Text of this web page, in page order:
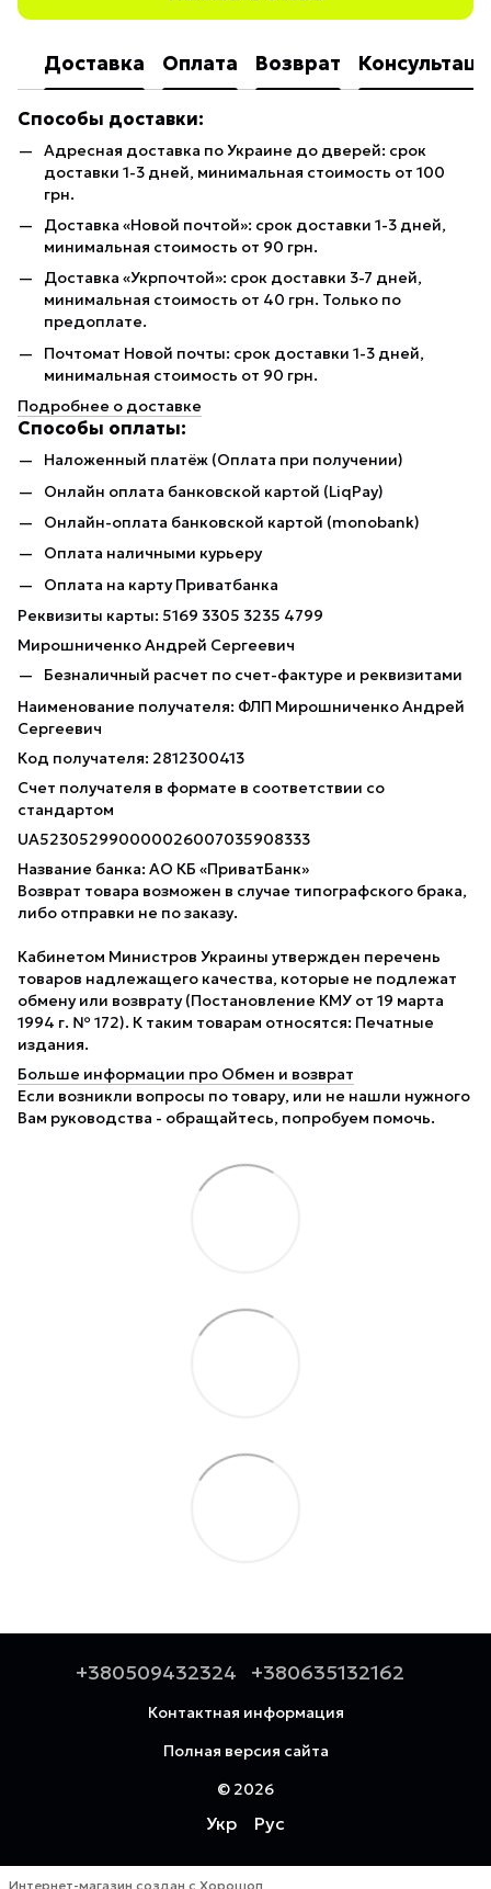
Доставка Оплата Возврат
Способы доставки:
Адресная доставка по Украине до дверей: срок
доставки 1-3 дней, минимальная стоимость от 100
грн.
Доставка «Новой почтой»: срок доставки 1-3 дней,
минимальная стоимость от 90 грн.
Доставка «Укрпочтой»: срок доставки 3-7 дней,
минимальная стоимость от 40 грн. Только по
предоплате.
Почтомат Новой почты: срок доставки 1-3 дней,
минимальная стоимость от 90 грн.
Подробнее о доставке
Способы оплаты:
Наложенный платёж (Оплата при получении)
Онлайн оплата банковской картой (LiqPay)
Онлайн-оплата банковской картой (monobank)
Оплата наличными курьеру
Оплата на карту Приватбанка
Реквизиты карты: 5169 3305 3235 4799
Мирошниченко Андрей Сергеевич
Безналичный расчет по счет-фактуре и реквизитами
Наименование получателя: ФЛП Мирошниченко Андрей
Сергеевич
Код получателя: 2812300413
Счет получателя в формате в соответствии со
стандартом
UA523052990000026007035908333
Название банка: АО КБ «ПриватБанк»
Возврат товара возможен в случае типографского брака,
либо отправки не по заказу.
Кабинетом Министров Украины утвержден перечень
товаров надлежащего качества, которые не подлежат
обмену или возврату (Постановление КМУ от 19 марта
1994 г. № 172). К таким товарам относятся: Печатные
издания.
Больше информации про Обмен и возврат
Если возникли вопросы по товару, или не нашли нужного
Вам руководства - обращайтесь, попробуем помочь.
+380509432324 +380635132162
Контактная информация
Полная версия сайта
© 2026
Укр Рус
Интернет-магазин создан с Хорошоп